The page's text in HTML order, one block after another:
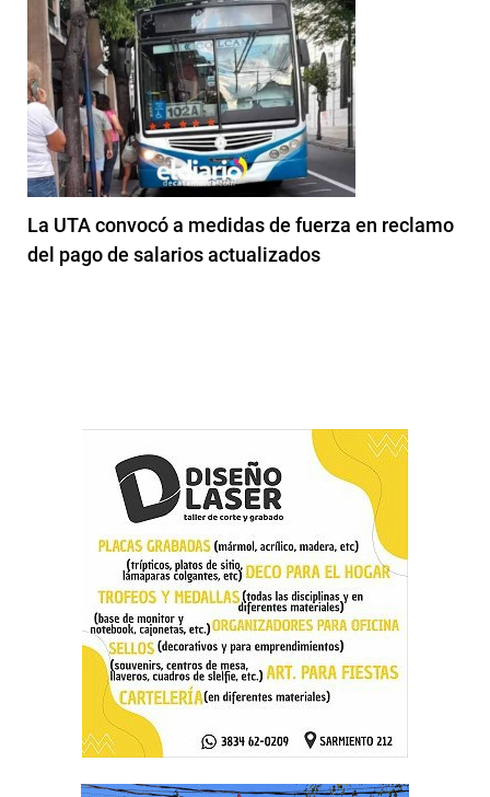
La UTA convocó a medidas de fuerza en reclamo
del pago de salarios actualizados